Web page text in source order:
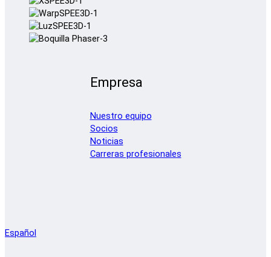
Empresa
Nuestro equipo
Socios
Noticias
Carreras profesionales
Español